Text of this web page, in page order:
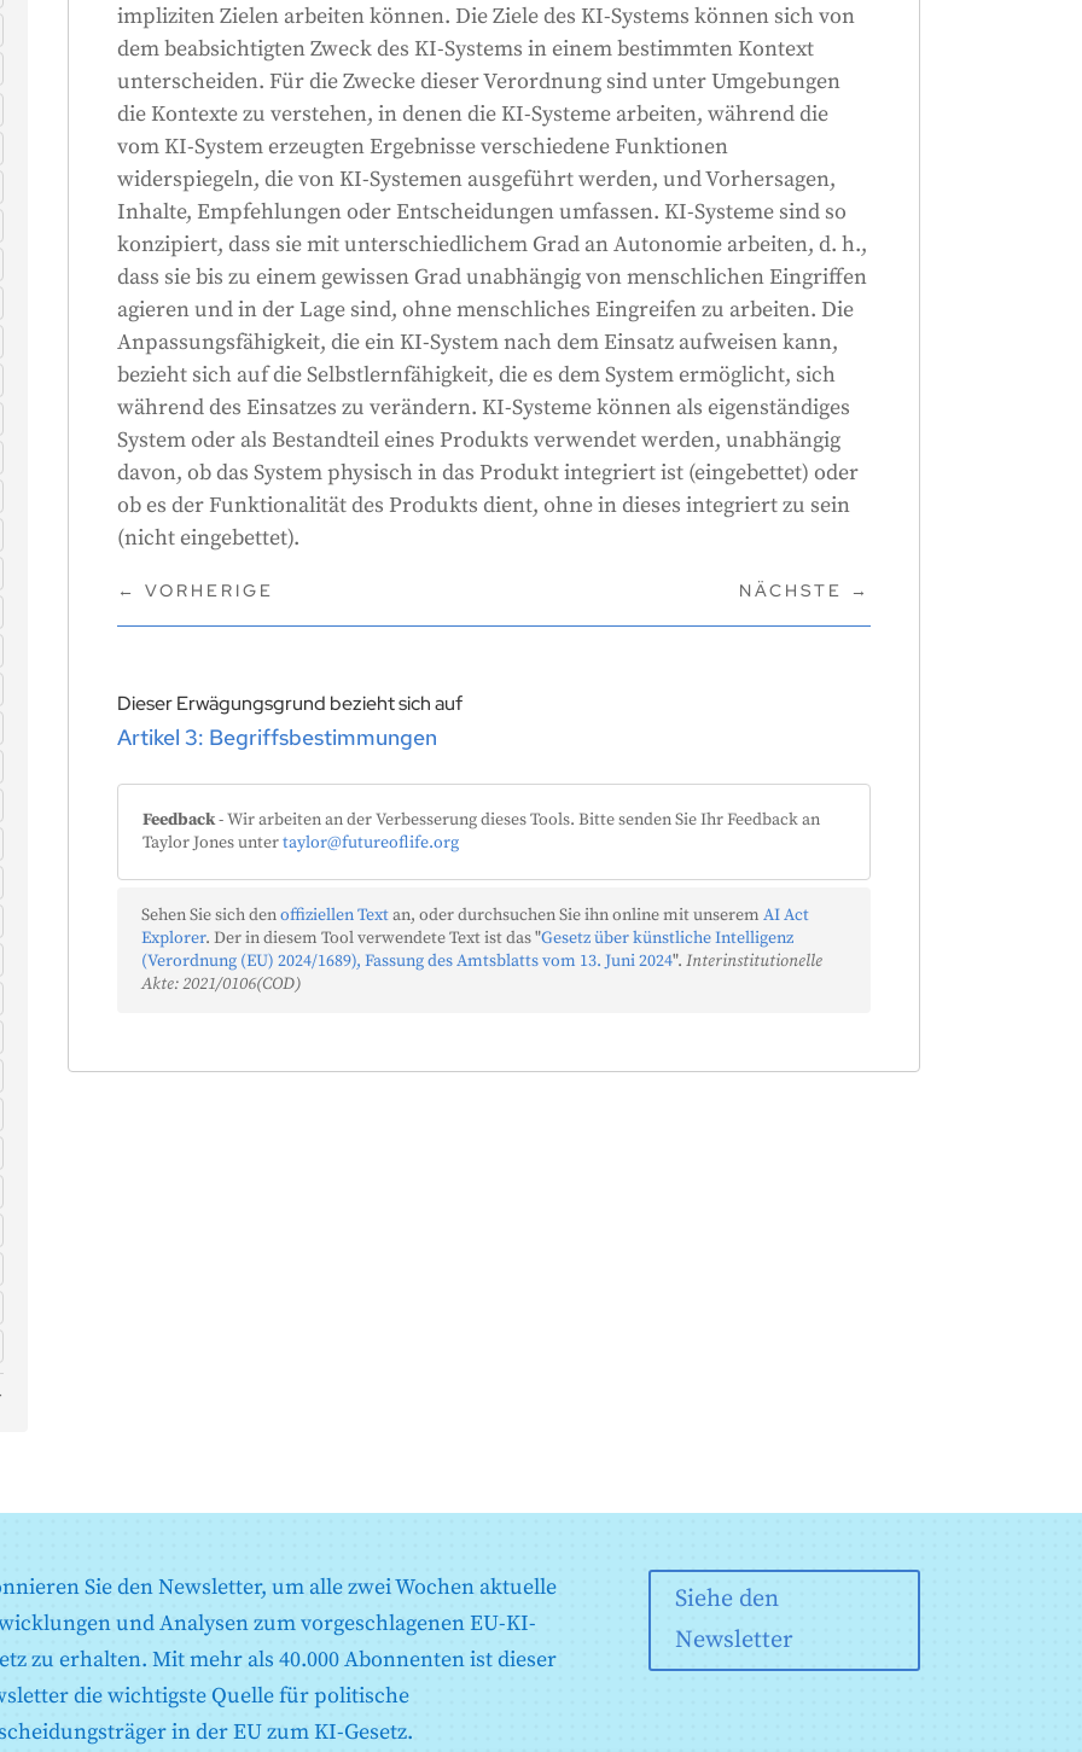
impliziten Zielen arbeiten können. Die Ziele des KI-Systems können sich von
dem beabsichtigten Zweck des KI-Systems in einem bestimmten Kontext
unterscheiden. Für die Zwecke dieser Verordnung sind unter Umgebungen
die Kontexte zu verstehen, in denen die KI-Systeme arbeiten, während die
vom KI-System erzeugten Ergebnisse verschiedene Funktionen
widerspiegeln, die von KI-Systemen ausgeführt werden, und Vorhersagen,
Inhalte, Empfehlungen oder Entscheidungen umfassen. KI-Systeme sind so
konzipiert, dass sie mit unterschiedlichem Grad an Autonomie arbeiten, d. h.,
dass sie bis zu einem gewissen Grad unabhängig von menschlichen Eingriffen
agieren und in der Lage sind, ohne menschliches Eingreifen zu arbeiten. Die
Anpassungsfähigkeit, die ein KI-System nach dem Einsatz aufweisen kann,
bezieht sich auf die Selbstlernfähigkeit, die es dem System ermöglicht, sich
während des Einsatzes zu verändern. KI-Systeme können als eigenständiges
System oder als Bestandteil eines Produkts verwendet werden, unabhängig
davon, ob das System physisch in das Produkt integriert ist (eingebettet) oder
ob es der Funktionalität des Produkts dient, ohne in dieses integriert zu sein
(nicht eingebettet).
← VORHERIGE NÄCHSTE →
Dieser Erwägungsgrund bezieht sich auf
Artikel 3: Begriffsbestimmungen
Feedback- Wir arbeiten an der Verbesserung dieses Tools. Bitte senden Sie Ihr Feedback an
Taylor Jones untertaylor@futureoflife.org
Sehen Sie sich denoffiziellen Textan, oder durchsuchen Sie ihn online mit unserem AI Act
Explorer. Der in diesem Tool verwendete Text ist das "Gesetz über künstliche Intelligenz
(Verordnung (EU) 2024/1689), Fassung des Amtsblatts vom 13. Juni 2024". Interinstitutionelle
Akte: 2021/0106(COD)
Sie den Newsletter, um alle zwei Wochen aktuelle
und Analysen zum vorgeschlagenen EU-KI-
zu erhalten. Mit mehr als 40.000 Abonnenten ist dieser
die wichtigste Quelle für politische
in der EU zum KI-Gesetz.
Siehe den
Newsletter